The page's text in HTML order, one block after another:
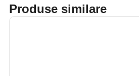
Produse similare